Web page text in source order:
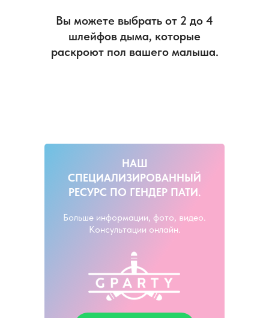
Вы можете выбрать от 2 до 4
шлейфов дыма, которые
раскроют пол вашего малыша.
НАШ
СПЕЦИАЛИЗИРОВАННЫЙ
РЕСУРС ПО ГЕНДЕР ПАТИ.
Больше информации, фото, видео.
Консультации онлайн.